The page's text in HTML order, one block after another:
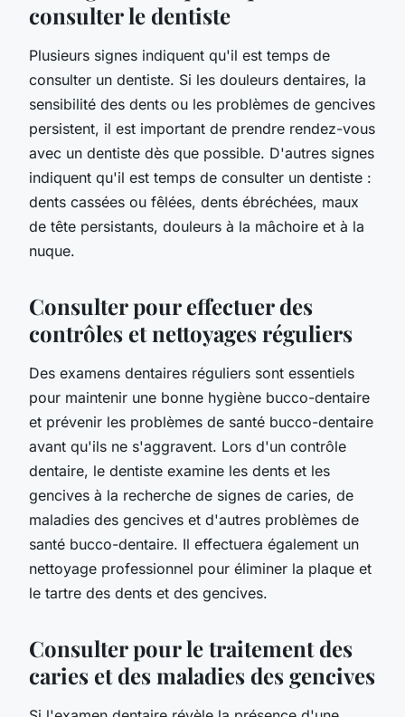
consulter le dentiste
Plusieurs signes indiquent qu'il est temps de
consulter un dentiste. Si les douleurs dentaires, la
sensibilité des dents ou les problèmes de gencives
persistent, il est important de prendre rendez-vous
avec un dentiste dès que possible. D'autres signes
indiquent qu'il est temps de consulter un dentiste :
dents cassées ou fêlées, dents ébréchées, maux
de tête persistants, douleurs à la mâchoire et à la
nuque.
Consulter pour effectuer des
contrôles et nettoyages réguliers
Des examens dentaires réguliers sont essentiels
pour maintenir une bonne hygiène bucco-dentaire
et prévenir les problèmes de santé bucco-dentaire
avant qu'ils ne s'aggravent. Lors d'un contrôle
dentaire, le dentiste examine les dents et les
gencives à la recherche de signes de caries, de
maladies des gencives et d'autres problèmes de
santé bucco-dentaire. Il effectuera également un
nettoyage professionnel pour éliminer la plaque et
le tartre des dents et des gencives.
Consulter pour le traitement des
caries et des maladies des gencives